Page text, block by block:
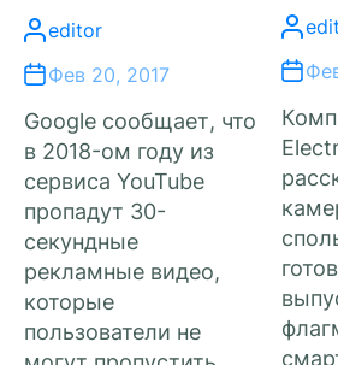
editor
Фев 20, 2017
Google сообщает, что
в 2018-ом году из
сервиса YouTube
пропадут 30-
секундные
рекламные видео,
которые
пользователи не